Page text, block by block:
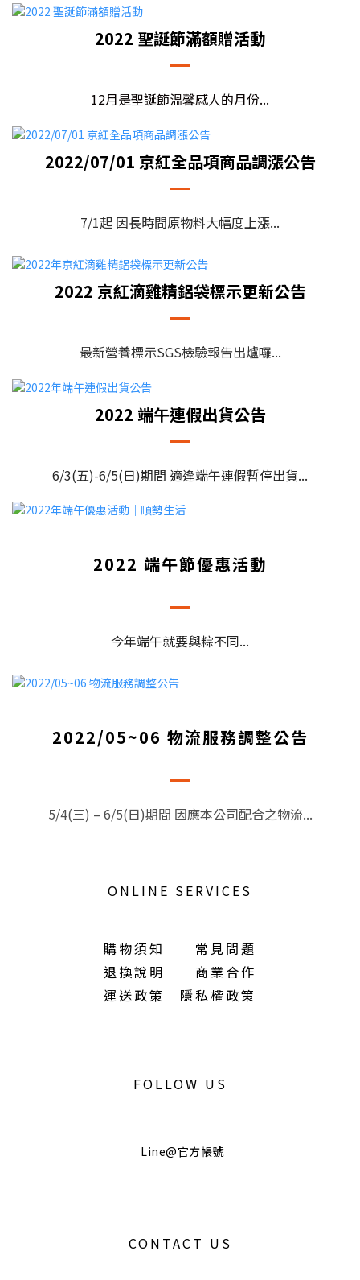
2022 聖誕節滿額贈活動
12月是聖誕節溫馨感人的月份...
2022/07/01 京紅全品項商品調漲公告
7/1起 因長時間原物料大幅度上漲...
2022 京紅滴雞精鋁袋標示更新公告
最新營養標示SGS檢驗報告出爐囉...
2022 端午連假出貨公告
6/3(五)-6/5(日)期間 適逢端午連假暫停出貨...
2022 端午節優惠活動
今年端午就要與粽不同...
2022/05~06 物流服務調整公告
5/4(三) – 6/5(日)期間 因應本公司配合之物流...
ONLINE SERVICES
購物須知
常見問題
退換說明
商業合作
運送政策
隱私權政策
FOLLOW US
Line@官方帳號
CONTACT US